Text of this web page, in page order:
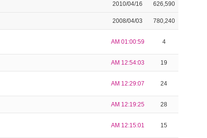
2010/04/16 626,590
2008/04/03 780,240
AM 01:00:59 4
AM 12:54:03 19
AM 12:29:07 24
AM 12:19:25 28
AM 12:15:01 15